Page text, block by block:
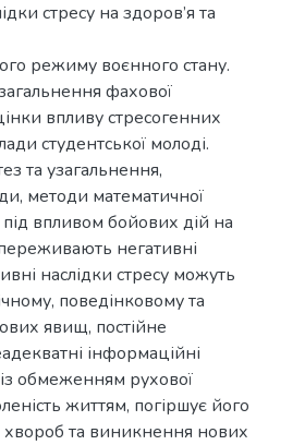
стресу на здоров’я та
режиму воєнного стану.
фахової
впливу стресогенних
студентської молоді.
та узагальнення,
методи математичної
впливом бойових дій на
негативні
наслідки стресу можуть
поведінковому та
явищ, постійне
інформаційні
обмеженням рухової
життям, погіршує його
хвороб та виникнення нових